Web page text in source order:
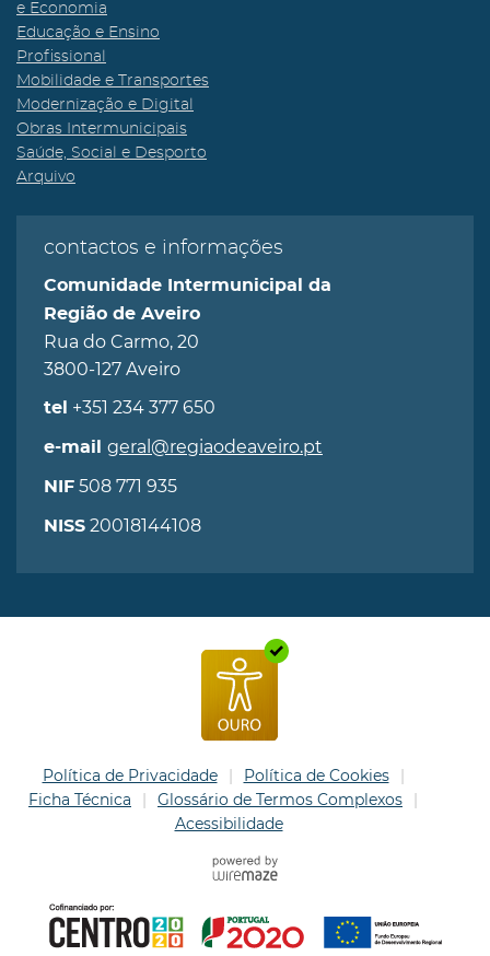
e Economia
Educação e Ensino
Profissional
Mobilidade e Transportes
Modernização e Digital
Obras Intermunicipais
Saúde, Social e Desporto
Arquivo
contactos e informações
Comunidade Intermunicipal da
Região de Aveiro
Rua do Carmo, 20
3800-127 Aveiro
tel +351 234 377 650
e-mail geral@regiaodeaveiro.pt
NIF 508 771 935
NISS 20018144108
Política de Privacidade
Política de Cookies
Ficha Técnica
Glossário de Termos Complexos
Acessibilidade